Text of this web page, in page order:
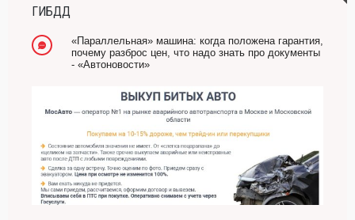
ГИБДД
«Параллельная» машина: когда положена гарантия,
почему разброс цен, что надо знать про документы
- «Автоновости»